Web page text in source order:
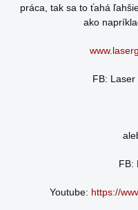
práca, tak sa to ťahá
ako
FB:
FB:
Youtube: https://